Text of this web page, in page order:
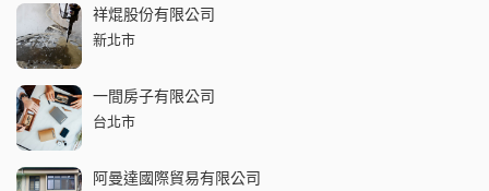
祥焜股份有限公司
新北市
一間房子有限公司
台北市
阿曼達國際貿易有限公司